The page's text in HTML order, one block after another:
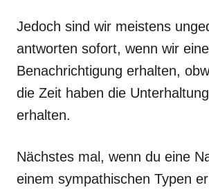
Jedoch sind wir meistens
antworten sofort, wenn wir eine
Benachrichtigung erhalten,
die Zeit haben die
erhalten.
Nächstes mal, wenn du eine
einem sympathischen Typen